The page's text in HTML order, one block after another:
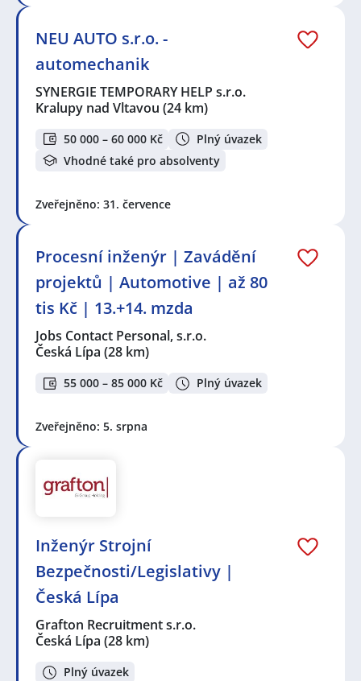
NEU AUTO s.r.o. -
automechanik
SYNERGIE TEMPORARY HELP s.r.o.
Kralupy nad Vltavou (24 km)
50 000 – 60 000 Kč
Plný úvazek
Vhodné také pro absolventy
Zveřejněno: 31. července
Procesní inženýr | Zavádění
projektů | Automotive | až 80
tis Kč | 13.+14. mzda
Jobs Contact Personal, s.r.o.
Česká Lípa (28 km)
55 000 – 85 000 Kč Plný úvazek
Zveřejněno: 5. srpna
Inženýr Strojní
Bezpečnosti/Legislativy |
Česká Lípa
Grafton Recruitment s.r.o.
Česká Lípa (28 km)
Plný úvazek